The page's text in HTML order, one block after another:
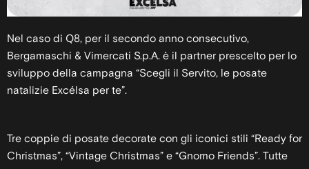
Nel caso di Q8, per il secondo anno consecutivo,
Bergamaschi & Vimercati S.p.A. è il partner prescelto per lo
sviluppo della campagna “Scegli il Servito, le posate
natalizie Excélsa per te”.
Tre coppie di posate decorate con gli iconici stili “Ready for
Christmas”, “Vintage Christmas” e “Gnomo Friends”. Tutte